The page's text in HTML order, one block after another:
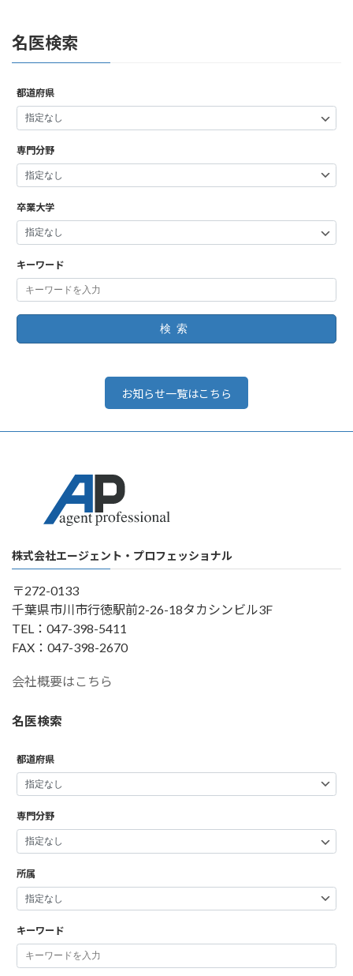
名医検索
都道府県
専門分野
卒業大学
キーワード
検索
お知らせ一覧はこちら
株式会社エージェント・プロフェッショナル
〒272-0133
千葉県市川市行徳駅前2-26-18タカシンビル3F
TEL：047-398-5411
FAX：047-398-2670
会社概要はこちら
名医検索
都道府県
専門分野
所属
キーワード